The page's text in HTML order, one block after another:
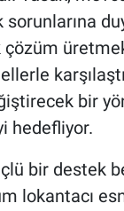
bir
hedefliyor.
bir destek
lokantacı